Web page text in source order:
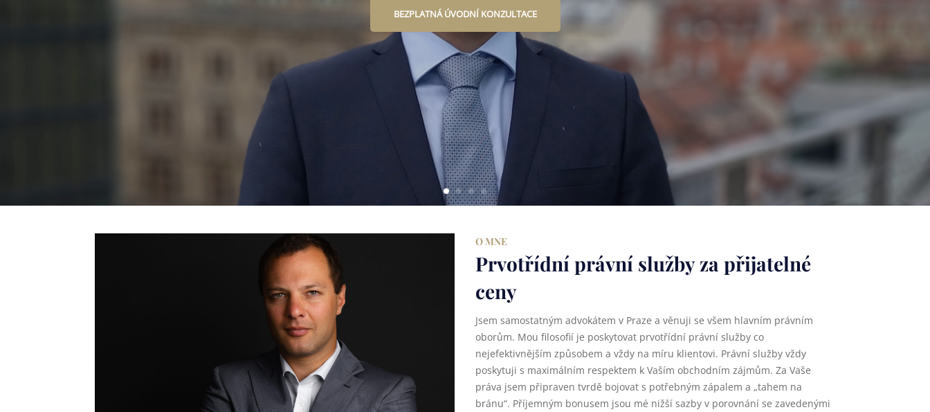
BEZPLATNÁ ÚVODNÍ KONZULTACE
O MNE
Prvotřídní právní služby za přijatelné
ceny
Jsem samostatným advokátem v Praze a věnuji se všem hlavním právním
oborům. Mou filosofií je poskytovat prvotřídní právní služby co
nejefektivnějším způsobem a vždy na míru klientovi. Právní služby vždy
poskytuji s maximálním respektem k Vaším obchodním zájmům. Za Vaše
práva jsem připraven tvrdě bojovat s potřebným zápalem a „tahem na
bránu“. Příjemným bonusem jsou mé nižší sazby v porovnání se zavedenými